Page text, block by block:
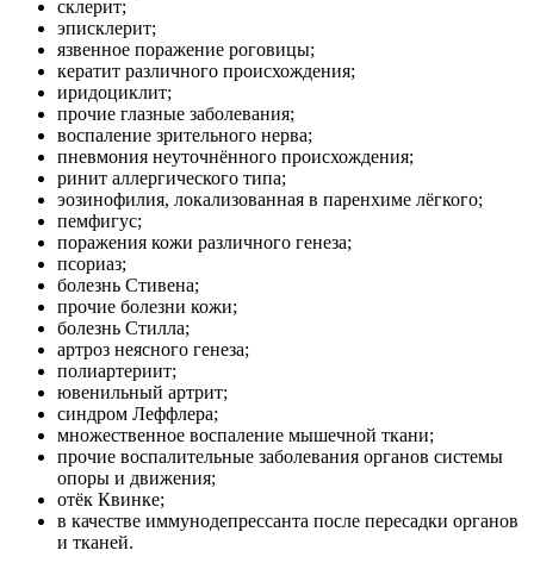
склерит;
эписклерит;
язвенное поражение роговицы;
кератит различного происхождения;
иридоциклит;
прочие глазные заболевания;
воспаление зрительного нерва;
пневмония неуточнённого происхождения;
ринит аллергического типа;
эозинофилия, локализованная в паренхиме лёгкого;
пемфигус;
поражения кожи различного генеза;
псориаз;
болезнь Стивена;
прочие болезни кожи;
болезнь Стилла;
артроз неясного генеза;
полиартериит;
ювенильный артрит;
синдром Леффлера;
множественное воспаление мышечной ткани;
прочие воспалительные заболевания органов системы
опоры и движения;
отёк Квинке;
в качестве иммунодепрессанта после пересадки органов
и тканей.